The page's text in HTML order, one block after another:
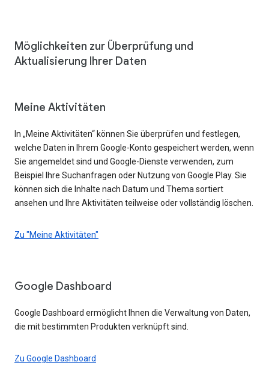
Möglichkeiten zur Überprüfung und
Aktualisierung Ihrer Daten
Meine Aktivitäten
In „Meine Aktivitäten“ können Sie überprüfen und festlegen,
welche Daten in Ihrem Google-Konto gespeichert werden, wenn
Sie angemeldet sind und Google-Dienste verwenden, zum
Beispiel Ihre Suchanfragen oder Nutzung von Google Play. Sie
können sich die Inhalte nach Datum und Thema sortiert
ansehen und Ihre Aktivitäten teilweise oder vollständig löschen.
Zu "Meine Aktivitäten"
Google Dashboard
Google Dashboard ermöglicht Ihnen die Verwaltung von Daten,
die mit bestimmten Produkten verknüpft sind.
Zu Google Dashboard